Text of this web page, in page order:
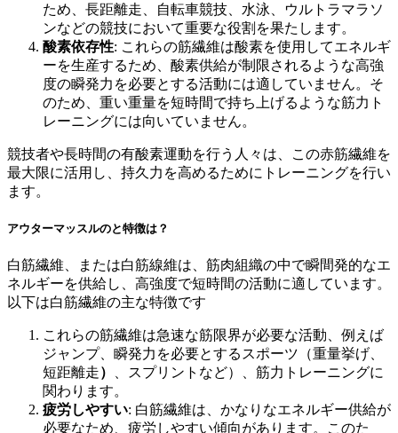
ため、長距離走、自転車競技、水泳、ウルトラマラソ
ンなどの競技において重要な役割を果たします。
酸素依存性: これらの筋繊維は酸素を使用してエネルギ
ーを生産するため、酸素供給が制限されるような高強
度の瞬発力を必要とする活動には適していません。そ
のため、重い重量を短時間で持ち上げるような筋力ト
レーニングには向いていません。
競技者や長時間の有酸素運動を行う人々は、この赤筋繊維を
最大限に活用し、持久力を高めるためにトレーニングを行い
ます。
アウターマッスルのと特徴は？
白筋繊維、または白筋線維は、筋肉組織の中で瞬間発的なエ
ネルギーを供給し、高強度で短時間の活動に適しています。
以下は白筋繊維の主な特徴です
これらの筋繊維は急速な筋限界が必要な活動、例えば
ジャンプ、瞬発力を必要とするスポーツ（重量挙げ、
短距離走）
、スプリントなど）、筋力トレーニングに
関わります。
疲労しやすい: 白筋繊維は、かなりなエネルギー供給が
必要なため、疲労しやすい傾向があります。このた